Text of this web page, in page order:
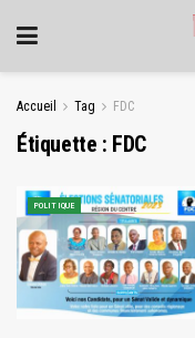
Accueil Tag FDC
Étiquette : FDC
POLITIQUE